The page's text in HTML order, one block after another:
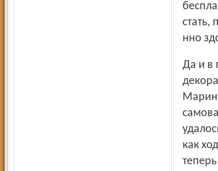
стать,
нно
Да и в павильоне «Петропавловской слободы», в
как